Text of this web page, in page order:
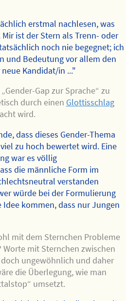
erstmal nachlesen, was
ist der Stern als Trenn- oder
noch nie begegnet; ich
und Bedeutung vor allem den
Kandidat/in ..."
Gap zur Sprache“ zu
durch einen Glottisschlag
wird.
dass dieses Gender-Thema
zu hoch bewertet wird. Eine
war es völlig
die männliche Form im
verstanden
würde bei der Formulierung
kommen, dass nur Jungen
mit dem Sternchen Probleme
Worte mit Sternchen zwischen
ungewöhnlich und daher
die Überlegung, wie man
umsetzt.